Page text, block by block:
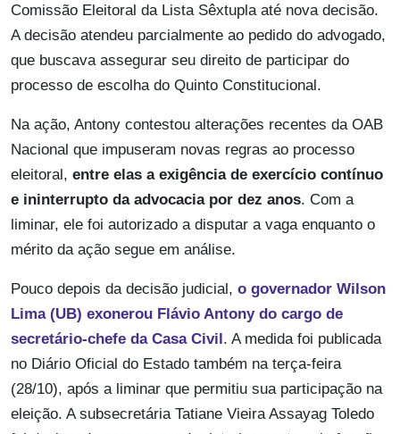
Comissão Eleitoral da Lista Sêxtupla até nova decisão.
A decisão atendeu parcialmente ao pedido do advogado,
que buscava assegurar seu direito de participar do
processo de escolha do Quinto Constitucional.
Na ação, Antony contestou alterações recentes da OAB
Nacional que impuseram novas regras ao processo
eleitoral, entre elas a exigência de exercício contínuo
e ininterrupto da advocacia por dez anos. Com a
liminar, ele foi autorizado a disputar a vaga enquanto o
mérito da ação segue em análise.
Pouco depois da decisão judicial, o governador Wilson
Lima (UB) exonerou Flávio Antony do cargo de
secretário-chefe da Casa Civil . A medida foi publicada
no Diário Oficial do Estado também na terça-feira
(28/10), após a liminar que permitiu sua participação na
eleição. A subsecretária Tatiane Vieira Assayag Toledo